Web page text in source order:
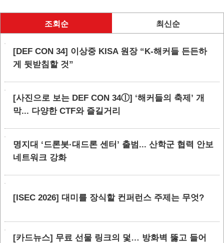
조회순 최신순
[DEF CON 34] 이상중 KISA 원장 “K-해커들 든든하
게 뒷받침할 것”
[사진으로 보는 DEF CON 34ⓛ] ‘해커들의 축제’ 개
막... 다양한 CTF와 즐길거리
명지대 ‘드론봇·대드론 센터’ 출범... 산학군 협력 안보
네트워크 강화
[ISEC 2026] 대미를 장식할 컨퍼런스 주제는 무엇?
[카드뉴스] 무료 선물 링크의 덫… 방화벽 뚫고 들어